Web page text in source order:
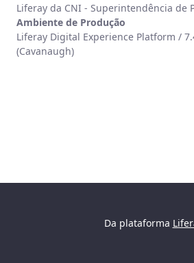
Liferay da CNI - Superintendência de
Ambiente de Produção
Liferay Digital Experience Platform /
(Cavanaugh)
Da plataforma